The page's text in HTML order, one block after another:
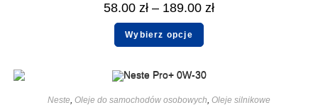
58.00 zł – 189.00 zł
Wybierz opcje
Neste Oleje do samochodów osobowych Oleje silnikowe